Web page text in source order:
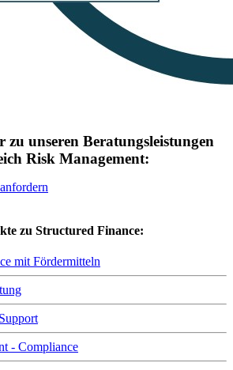
zu unseren Beratungsleistungen
Risk Management:
zu Structured Finance:
mit Fördermitteln
- Compliance